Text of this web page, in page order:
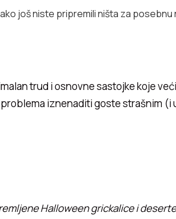
još niste pripremili ništa za posebnu
trud i osnovne sastojke koje
iznenaditi goste strašnim (i
Halloween grickalice i